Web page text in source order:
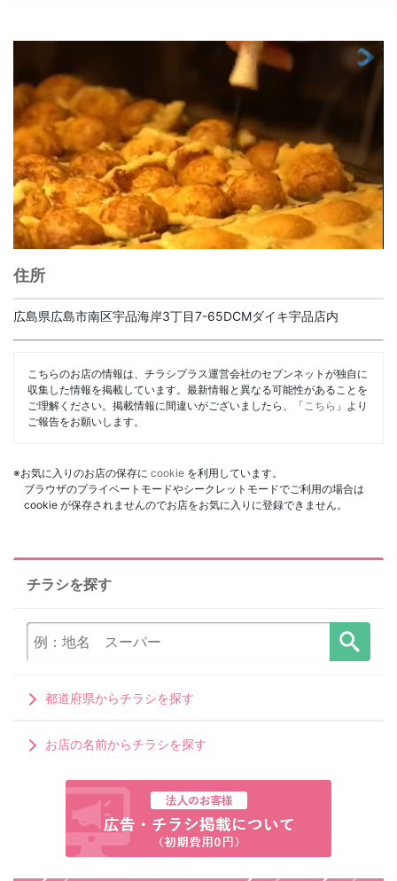
住所
広島県広島市南区宇品海岸3丁目7-65DCMダイキ宇品店内
こちらのお店の情報は、チラシプラス運営会社のセブンネットが独自に
収集した情報を掲載しています。最新情報と異なる可能性があることを
ご理解ください。掲載情報に間違いがございましたら、「 こちら 」より
ご報告をお願いします。
※お気に入りのお店の保存に cookie を利用しています。
ブラウザのプライベートモードやシークレットモードでご利用の場合は
cookie が保存されませんのでお店をお気に入りに登録できません。
チラシを探す
都道府県からチラシを探す
お店の名前からチラシを探す